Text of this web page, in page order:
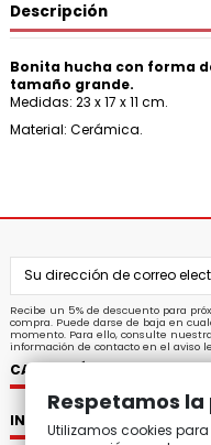
Descripción
Bonita hucha con forma
tamaño grande.
Medidas: 23 x 17 x 11 cm.
Material: Cerámica.
Recibe un 5% de descuento para
compra. Puede darse de baja en
momento. Para ello, consulte nuestra
información de contacto en el aviso
CATEGORÍAS
INFORMACIÓN
Respetamos
Utilizamos cookies